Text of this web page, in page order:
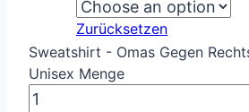
Zurücksetzen
Sweatshirt - Omas Gegen
Unisex Menge